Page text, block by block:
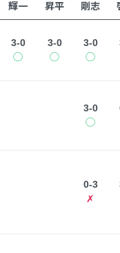
輝一
昇平
剛志
3-0
◯
3-0
◯
3-0
◯
3-0
◯
0-3
✗